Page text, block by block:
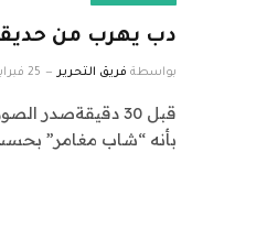
دب يهرب من
بواسطة فريق التحرير 25 فبراير، 2023
بأنه “شاب مغامر”